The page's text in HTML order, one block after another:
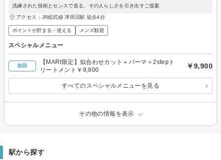
洗練された技術とセンスで造る、その人らしさを引き出すご提案
アクセス：JR総武線 津田沼駅 徒歩4分
ポイントが貯まる・使える メンズ歓迎
スペシャルメニュー
初回
【MARI限定】似合わせカット＋パーマ＋2stepト
リートメント￥9,900
￥9,900
すべてのスペシャルメニューを見る
その他の情報を表示
駅から探す